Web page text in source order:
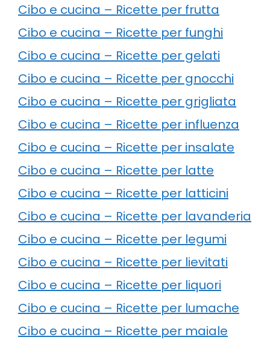
Cibo e cucina – Ricette per frutta
Cibo e cucina – Ricette per funghi
Cibo e cucina – Ricette per gelati
Cibo e cucina – Ricette per gnocchi
Cibo e cucina – Ricette per grigliata
Cibo e cucina – Ricette per influenza
Cibo e cucina – Ricette per insalate
Cibo e cucina – Ricette per latte
Cibo e cucina – Ricette per latticini
Cibo e cucina – Ricette per lavanderia
Cibo e cucina – Ricette per legumi
Cibo e cucina – Ricette per lievitati
Cibo e cucina – Ricette per liquori
Cibo e cucina – Ricette per lumache
Cibo e cucina – Ricette per maiale